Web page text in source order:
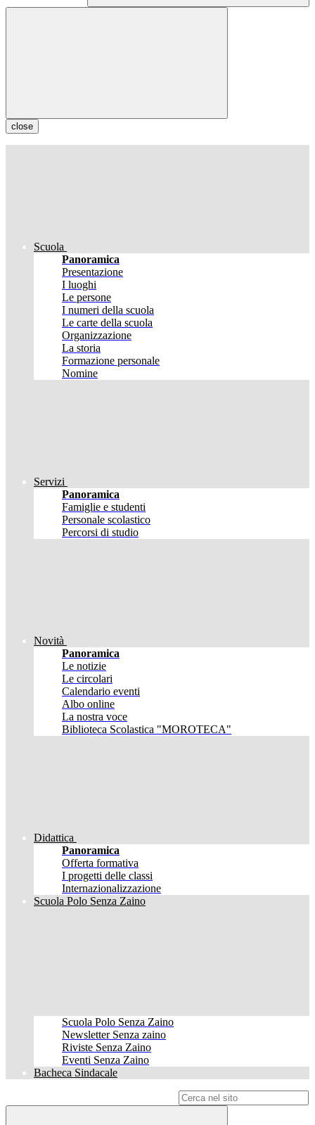
close
Scuola
Panoramica
Presentazione
I luoghi
Le persone
I numeri della scuola
Le carte della scuola
Organizzazione
La storia
Formazione personale
Nomine
Servizi
Panoramica
Famiglie e studenti
Personale scolastico
Percorsi di studio
Novità
Panoramica
Le notizie
Le circolari
Calendario eventi
Albo online
La nostra voce
Biblioteca Scolastica "MOROTECA"
Didattica
Panoramica
Offerta formativa
I progetti delle classi
Internazionalizzazione
Scuola Polo Senza Zaino
Scuola Polo Senza Zaino
Newsletter Senza zaino
Riviste Senza Zaino
Eventi Senza Zaino
Bacheca Sindacale